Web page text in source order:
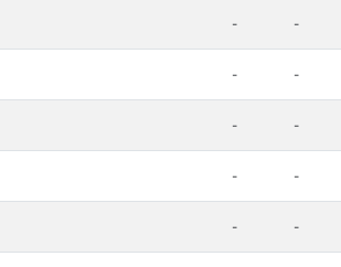
- -
- -
- -
- -
- -